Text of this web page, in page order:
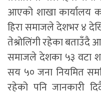
आएको शाखा कार्यालय
हिरा समाजले देशभर ४
तेश्रोलिंगी रहेका बताउँदै
समाजले देशका ५३ वटा
सय ५० जना नियमित
रहेको पनि जानकारी